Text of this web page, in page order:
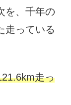
を、千年の
走っている
走っ